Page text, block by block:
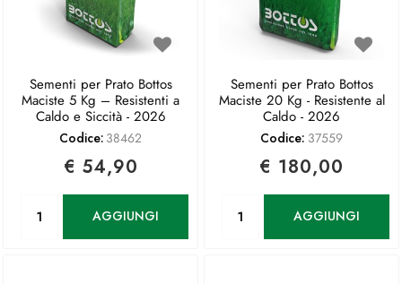
Sementi per Prato Bottos
Maciste 5 Kg – Resistenti a
Caldo e Siccità - 2026
Codice: 38462
€ 54,90
AGGIUNGI
Sementi per Prato Bottos
Maciste 20 Kg - Resistente al
Caldo - 2026
Codice: 37559
€ 180,00
AGGIUNGI